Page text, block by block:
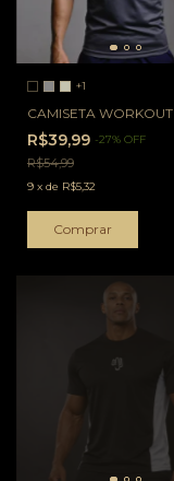
+1
CAMISETA WORKOUT
R$39,99 -27% OFF
R$54,99
9 x de R$5,32
Comprar